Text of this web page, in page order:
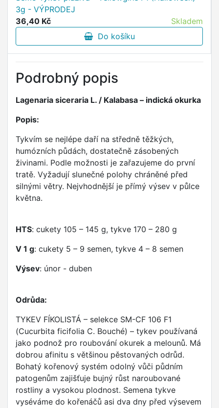
3g - VÝPRODEJ
36,40 Kč
Skladem
Do košíku
Podrobný popis
Lagenaria siceraria L. / Kalabasa – indická okurka
Popis:
Tykvím se nejlépe daří na středně těžkých,
humózních půdách, dostatečně zásobených
živinami. Podle možnosti je zařazujeme do první
tratě. Vyžadují slunečné polohy chráněné před
silnými větry. Nejvhodnější je přímý výsev v půlce
května.
HTS: cukety 105 – 145 g, tykve 170 – 280 g
V 1 g: cukety 5 – 9 semen, tykve 4 – 8 semen
Výsev: únor - duben
Odrůda:
TYKEV FÍKOLISTÁ – selekce SM-CF 106 F1
(Cucurbita ficifolia C. Bouché) – tykev používaná
jako podnož pro roubování okurek a melounů. Má
dobrou afinitu s většinou pěstovaných odrůd.
Bohatý kořenový systém odolný vůči půdním
patogenům zajišťuje bujný růst naroubované
rostliny a vysokou plodnost. Semena tykve
vyséváme do kořenáčů asi dva dny před výsevem